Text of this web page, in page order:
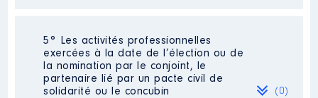
Employeur
: RANDSTAD ONSITE
│ De : 04/2018 à 12/2020
Rémunération ou gratification
Néant
5° Les activités professionnelles
exercées à la date de l’élection ou de
la nomination par le conjoint, le
partenaire lié par un pacte civil de
solidarité ou le concubin
(0)